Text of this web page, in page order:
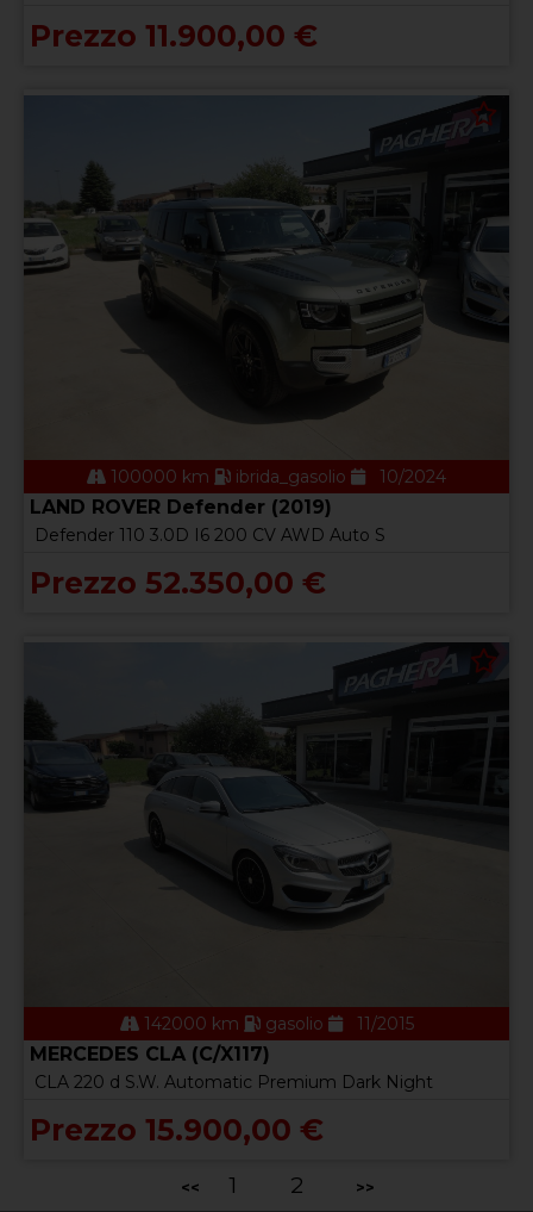
Prezzo 11.900,00 €
100000 km ibrida_gasolio 10/2024
LAND ROVER Defender (2019)
Defender 110 3.0D I6 200 CV AWD Auto S
Prezzo 52.350,00 €
142000 km gasolio 11/2015
MERCEDES CLA (C/X117)
CLA 220 d S.W. Automatic Premium Dark Night
Prezzo 15.900,00 €
<< 1 2 >>